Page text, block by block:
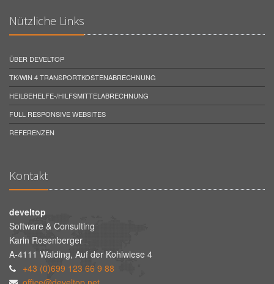
Nützliche Links
ÜBER DEVELTOP
TK/WIN 4 TRANSPORTKOSTENABRECHNUNG
HEILBEHELFE-/HILFSMITTELABRECHNUNG
FULL RESPONSIVE WEBSITES
REFERENZEN
Kontakt
develtop
Software & Consulting
Karin Rosenberger
A-4111 Walding, Auf der Kohlwiese 4
+43 (0)699 123 66 9 88